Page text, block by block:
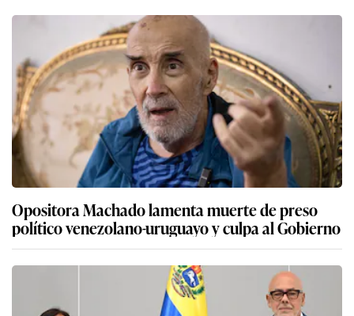
Opositora Machado lamenta muerte de preso
político venezolano-uruguayo y culpa al Gobierno